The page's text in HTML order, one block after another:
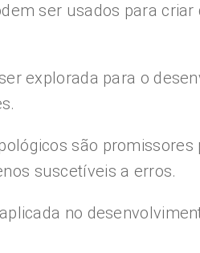
ser usados para
explorada para o
são
suscetíveis a erros.
no